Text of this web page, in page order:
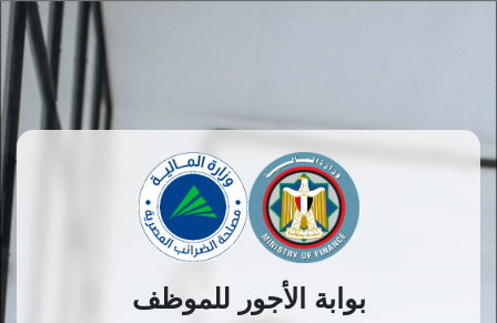
بوابة الأجور للموظف